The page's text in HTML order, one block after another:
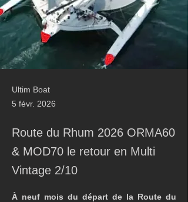
Ultim Boat
5 févr. 2026
Route du Rhum 2026 ORMA60
& MOD70 le retour en Multi
Vintage 2/10
À neuf mois du départ de la Route du